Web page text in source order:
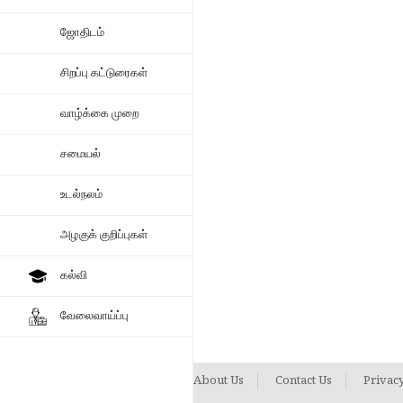
ஜோதிடம்
சிறப்பு கட்டுரைகள்
வாழ்க்கை முறை
சமையல்
உடல்நலம்
அழகுக் குறிப்புகள்
கல்வி
வேலைவாய்ப்பு
About Us Contact Us